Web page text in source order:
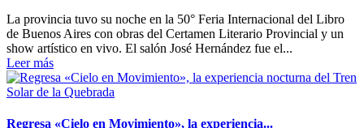
La provincia tuvo su noche en la 50° Feria Internacional del Libro
de Buenos Aires con obras del Certamen Literario Provincial y un
show artístico en vivo. El salón José Hernández fue el...
Leer más
Regresa «Cielo en Movimiento», la experiencia...